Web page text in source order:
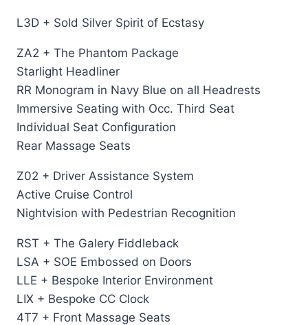
L3D + Sold Silver Spirit of Ecstasy
ZA2 + The Phantom Package
Starlight Headliner
RR Monogram in Navy Blue on all Headrests
Immersive Seating with Occ. Third Seat
Individual Seat Configuration
Rear Massage Seats
Z02 + Driver Assistance System
Active Cruise Control
Nightvision with Pedestrian Recognition
RST + The Galery Fiddleback
LSA + SOE Embossed on Doors
LLE + Bespoke Interior Environment
LIX + Bespoke CC Clock
4T7 + Front Massage Seats